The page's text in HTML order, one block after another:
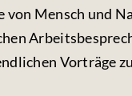
Mensch und
Vorträge